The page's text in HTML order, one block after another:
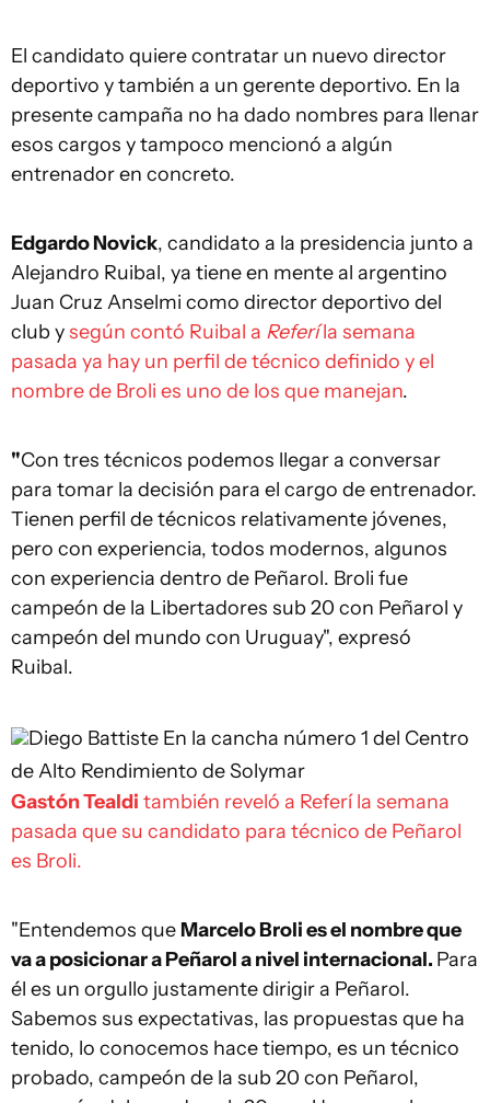
El candidato quiere contratar un nuevo director
deportivo y también a un gerente deportivo. En la
presente campaña no ha dado nombres para llenar
esos cargos y tampoco mencionó a algún
entrenador en concreto.
Edgardo Novick, candidato a la presidencia junto a
Alejandro Ruibal, ya tiene en mente al argentino
Juan Cruz Anselmi como director deportivo del
club ysegún contó Ruibal a Referíla semana
pasada ya hay un perfil de técnico definido y el
nombre de Broli es uno de los que manejan.
"Con tres técnicos podemos llegar a conversar
para tomar la decisión para el cargo de entrenador.
Tienen perfil de técnicos relativamente jóvenes,
pero con experiencia, todos modernos, algunos
con experiencia dentro de Peñarol. Broli fue
campeón de la Libertadores sub 20 con Peñarol y
campeón del mundo con Uruguay", expresó
Ruibal.
Diego Battiste En la cancha número 1 del Centro
de Alto Rendimiento de Solymar
Gastón Tealdi también reveló a Referí la semana
pasada que su candidato para técnico de Peñarol
es Broli.
"Entendemos que Marcelo Broli es el nombre que
va a posicionar a Peñarol a nivel internacional. Para
él es un orgullo justamente dirigir a Peñarol.
Sabemos sus expectativas, las propuestas que ha
tenido, lo conocemos hace tiempo, es un técnico
probado, campeón de la sub 20 con Peñarol,